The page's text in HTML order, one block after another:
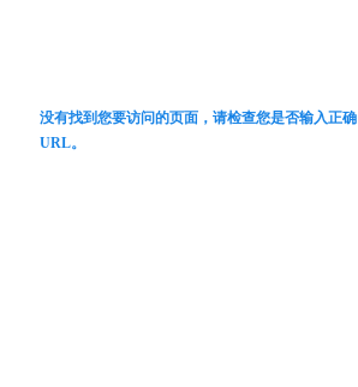
没有找到您要访问的页面，请检查您是否输入正确
URL。